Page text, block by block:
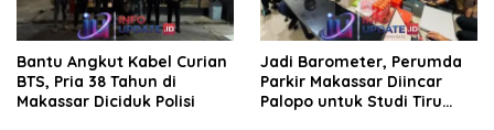
Bantu Angkut Kabel Curian
BTS, Pria 38 Tahun di
Makassar Diciduk Polisi
Jadi Barometer, Perumda
Parkir Makassar Diincar
Palopo untuk Studi Tiru